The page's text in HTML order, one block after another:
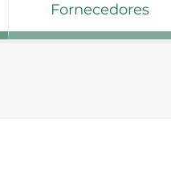
Fornecedores